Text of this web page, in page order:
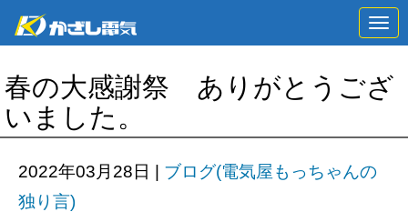
N
a
g
a
o
春の大感謝祭 ありがとうござ
いました。
2022年03月28日 | ブログ(電気屋もっちゃんの
独り言)